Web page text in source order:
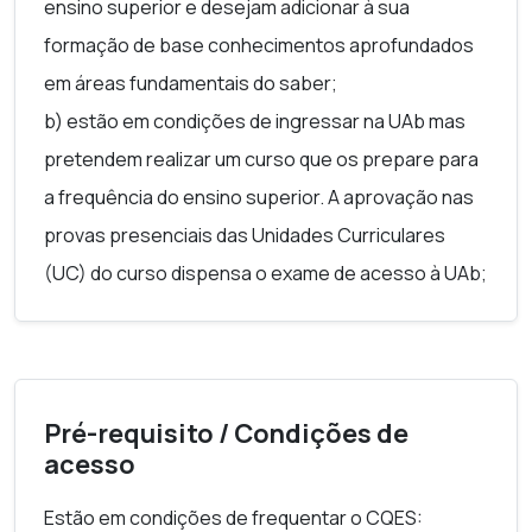
contínua que visa a aquisição, atualização e
desenvolvimento de competências transversais
de natureza teórica e prática em áreas do
conhecimento consideradas fundamentais.
a exposição clara e organizada dessa reflexão.
ensino superior e desejam adicionar à sua
formação de base conhecimentos aprofundados
em áreas fundamentais do saber;
b) estão em condições de ingressar na UAb mas
pretendem realizar um curso que os prepare para
a frequência do ensino superior. A aprovação nas
provas presenciais das Unidades Curriculares
(UC) do curso dispensa o exame de acesso à UAb;
Pré-requisito / Condições de
acesso
Estão em condições de frequentar o CQES: